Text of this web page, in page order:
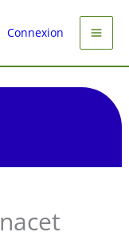
Connexion